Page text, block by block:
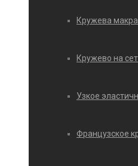
Кружева
Кружево на
Узкое
Французское